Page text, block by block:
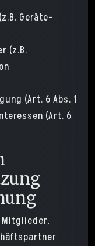
Geräte-
(z.B.
(Art. 6 Abs. 1
(Art. 6